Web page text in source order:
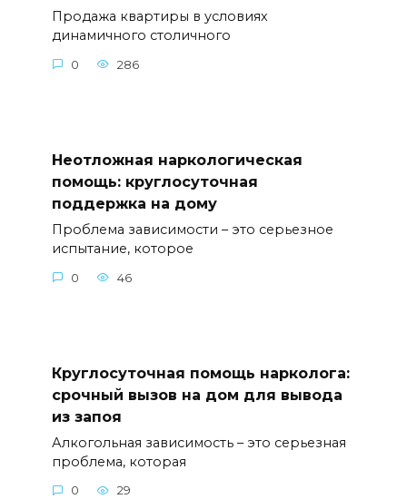
Продажа квартиры в условиях
динамичного столичного
0 286
Неотложная наркологическая
помощь: круглосуточная
поддержка на дому
Проблема зависимости – это серьезное
испытание, которое
0 46
Круглосуточная помощь нарколога:
срочный вызов на дом для вывода
из запоя
Алкогольная зависимость – это серьезная
проблема, которая
0 29